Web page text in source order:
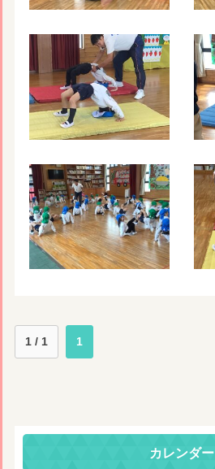
1 / 1 1
カレンダー